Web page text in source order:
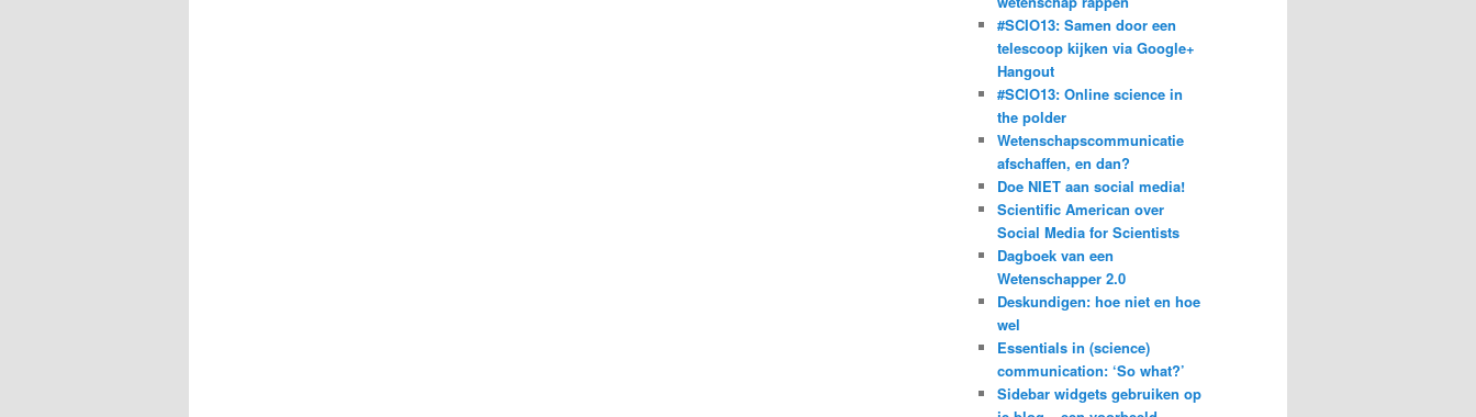
#SCIO13: Samen door een
telescoop kijken via Google+
Hangout
#SCIO13: Online science in
the polder
Wetenschapscommunicatie
afschaffen, en dan?
Doe NIET aan social media!
Scientific American over
Social Media for Scientists
Dagboek van een
Wetenschapper 2.0
Deskundigen: hoe niet en hoe
wel
Essentials in (science)
communication: ‘So what?’
Sidebar widgets gebruiken op